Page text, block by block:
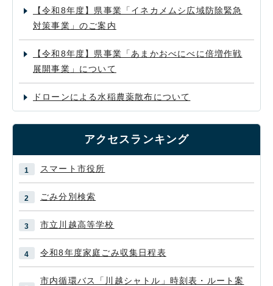
【令和8年度】県事業「イネカメムシ広域防除緊急
対策事業」のご案内
【令和8年度】県事業「あまかおべにべに倍増作戦
展開事業」について
ドローンによる水稲農薬散布について
アクセスランキング
スマート市役所
ごみ分別検索
市立川越高等学校
令和8年度家庭ごみ収集日程表
市内循環バス「川越シャトル」時刻表・ルート案